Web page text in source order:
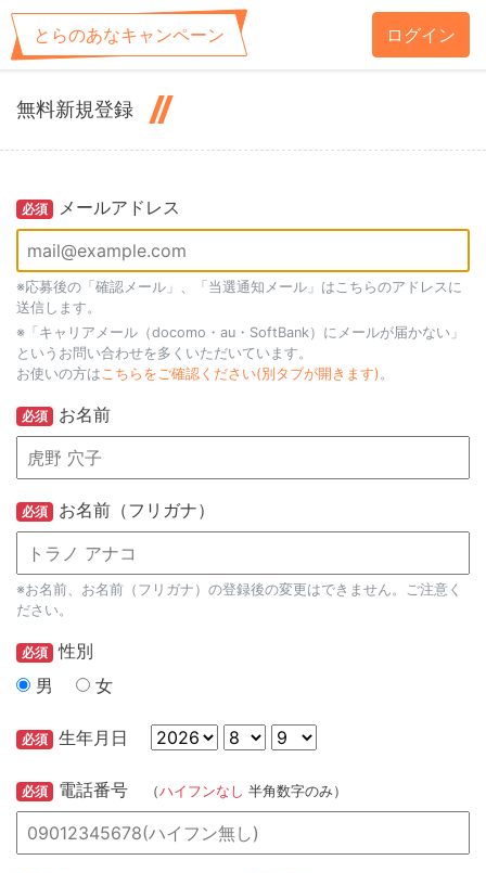
とらのあなキャンペーン ログイン
無料新規登録
必須 メールアドレス
※応募後の「確認メール」、「当選通知メール」はこちらのアドレスに
送信します。
※「キャリアメール（docomo・au・SoftBank）にメールが届かない」
というお問い合わせを多くいただいています。
お使いの方はこちらをご確認ください(別タブが開きます)。
必須 お名前
必須 お名前（フリガナ）
※お名前、お名前（フリガナ）の登録後の変更はできません。ご注意く
ださい。
必須
性別
男
女
必須 生年月日
必須 電話番号 （ハイフンなし 半角数字のみ）